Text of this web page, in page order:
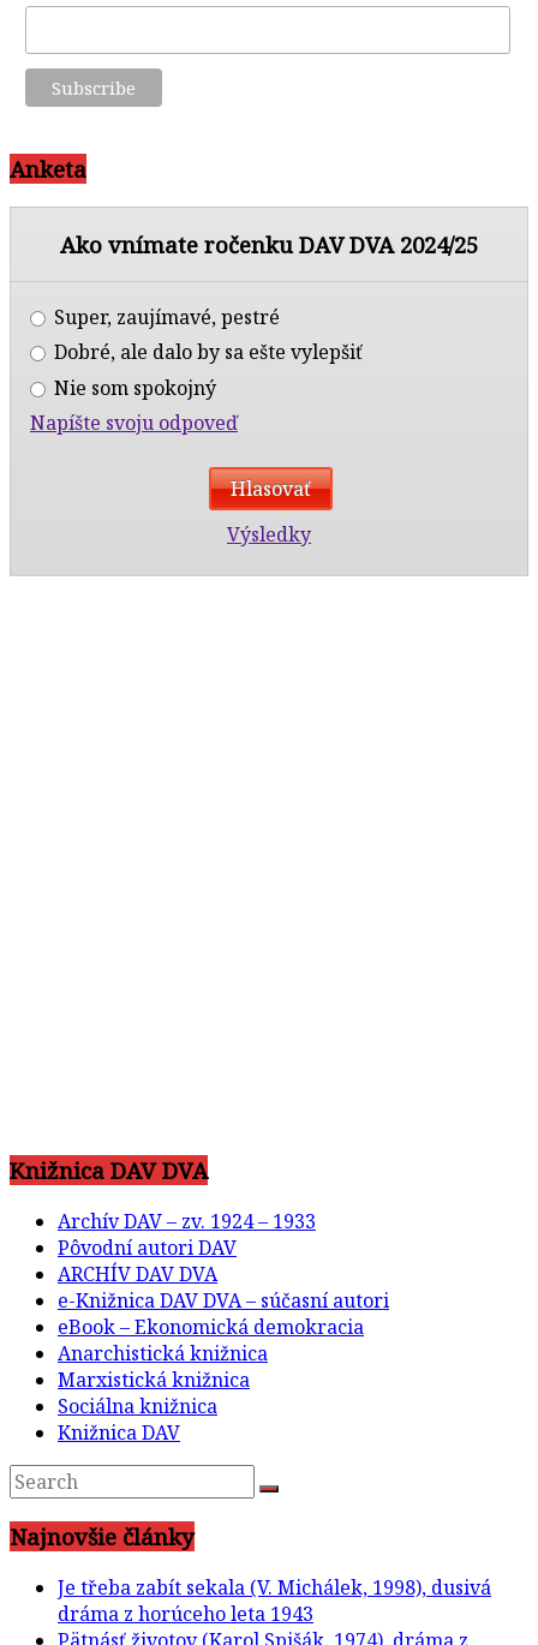
Anketa
Ako vnímate ročenku DAV DVA 2024/25
Super, zaujímavé, pestré
Dobré, ale dalo by sa ešte vylepšiť
Nie som spokojný
Napíšte svoju odpoveď
Výsledky
Knižnica DAV DVA
Archív DAV – zv. 1924 – 1933
Pôvodní autori DAV
ARCHÍV DAV DVA
e-Knižnica DAV DVA – súčasní autori
eBook – Ekonomická demokracia
Anarchistická knižnica
Marxistická knižnica
Sociálna knižnica
Knižnica DAV
Najnovšie články
Je třeba zabít sekala (V. Michálek, 1998), dusivá
dráma z horúceho leta 1943
Pätnásť životov (Karol Spišák, 1974), dráma z